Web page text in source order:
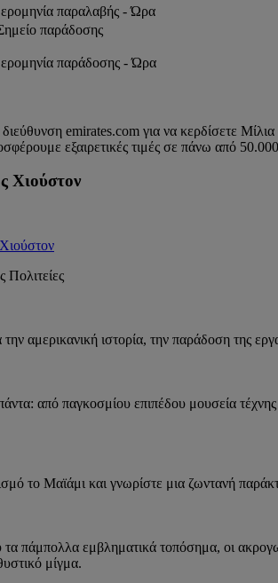
παραλαβής - Ώρα
παράδοσης
παράδοσης - Ώρα
emirates.com για να κερδίσετε
εξαιρετικές τιμές σε πάνω από
Χιούστον
αμερικανική ιστορία, την παράδοση της
από παγκοσμίου επιπέδου μουσεία
το Μαϊάμι και γνωρίστε μια ζωντανή
εμβληματικά τοπόσημα, οι
μίγμα.